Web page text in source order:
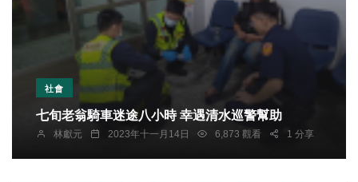
社會
七旬老翁騎車迷途八小時 幸遇清水巡警幫助
林獻元 2023年十一月14日 6,873 觀看 1 分享